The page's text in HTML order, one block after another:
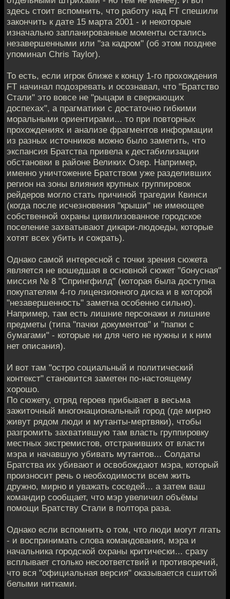
здесь стоит вспомнить, что работу над FT спешили
закончить к дате 15 марта 2001 - и некоторые
изначально запланированные моменты остались
незавершенными или "за кадром" (об этом позднее
упоминал Chris Taylor).
То есть, если игрок ближе к концу 1-го прохождения
FT начинал подозревать и осознавал, что "Братство
Стали" это вовсе не "рыцари в сверкающих
доспехах", а прагматики с достаточно гибкими
моральными ориентирами... то при повторных
прохождениях и анализе фрагментов информации
из разных источников можно было заметить, что
экспансия Братства привела к дестабилизации
обстановки в районе Великих Озер. Например,
именно уничтожение Братством уже разделивших
регион на зоны влияния крупных группировок
рейдеров могло стать причиной трагедии Квинси
(когда после исчезновения "крыши" не имеющее
собственной охраны цивилизованное городское
поселение захватывают дикари-людоеды, которые
хотят всех убить и сожрать).
Однако самой интересной с точки зрения сюжета
является не вошедшая в основной сюжет "бонусная"
миссия № 8 "Спрингфилд" (которая была доступна
покупателям 4-го лицензионного диска и в которой
"незавершенность" заметна особенно сильно).
Например, там есть лишние персонажи и лишние
предметы (типа "пачки документов" и "папки с
бумагами" - которые ни для чего не нужны и к ним
нет описания).
И вот там "остро социальный и политический
контекст" становится заметен по-настоящему
хорошо.
По сюжету, отряд героев прибывает в весьма
зажиточный многонациональный город (где мирно
живут рядом люди и мутанты-мертвяки), чтобы
разгромить захватившую там власть группировку
местных экстремистов, отстранивших от власти
мэра и начавшую убивать мутантов... Солдаты
Братства их убивают и освобождают мэра, который
произносит речь о необходимости всем жить
дружно, мирно и уважать соседей... а затем ваш
командир сообщает, что мэр увеличил объёмы
помощи Братству Стали в полтора раза.
Однако если вспомнить о том, что люди могут лгать
- и воспринимать слова командования, мэра и
начальника городской охраны критически... сразу
всплывает столько несоответствий и противоречий,
что вся "официальная версия" оказывается сшитой
белыми нитками.